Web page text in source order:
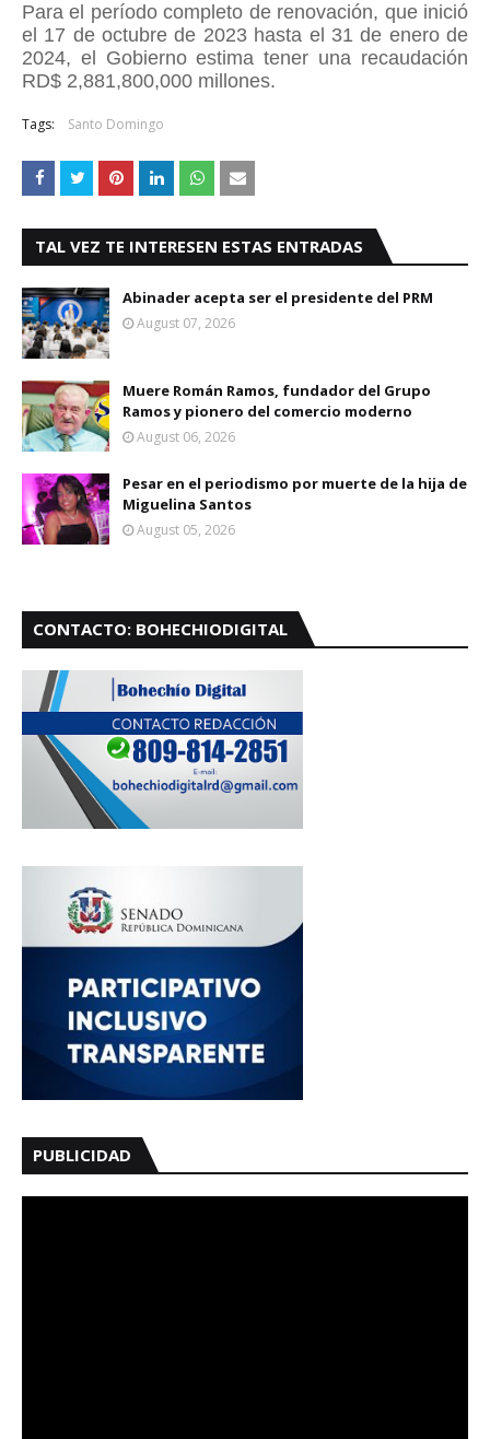
Para el período completo de renovación, que inició
el 17 de octubre de 2023 hasta el 31 de enero de
2024, el Gobierno estima tener una recaudación
RD$ 2,881,800,000 millones.
Tags: Santo Domingo
TAL VEZ TE INTERESEN ESTAS ENTRADAS
Abinader acepta ser el presidente del PRM
August 07, 2026
Muere Román Ramos, fundador del Grupo
Ramos y pionero del comercio moderno
August 06, 2026
Pesar en el periodismo por muerte de la hija de
Miguelina Santos
August 05, 2026
CONTACTO: BOHECHIODIGITAL
PUBLICIDAD